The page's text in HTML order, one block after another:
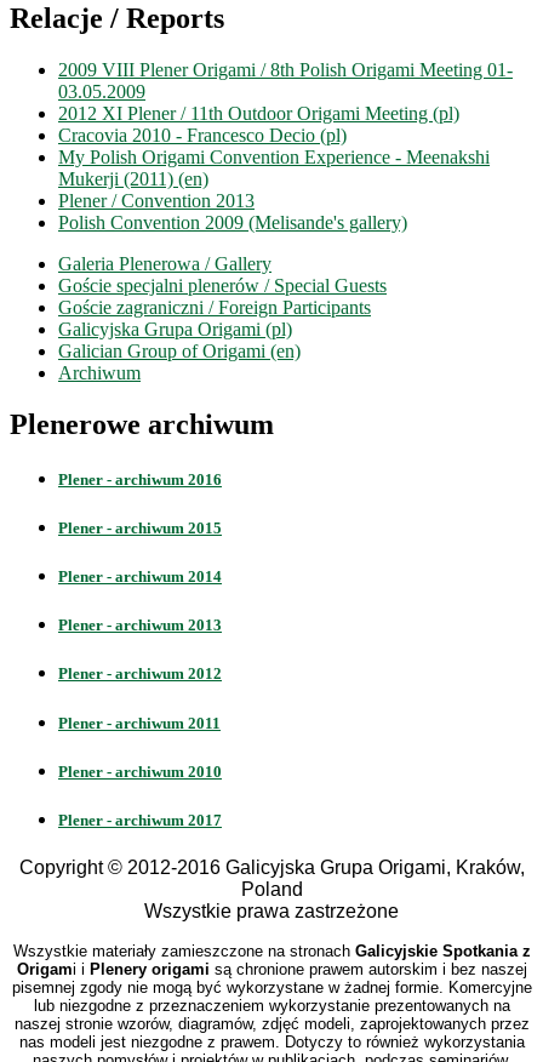
Relacje / Reports
2009 VIII Plener Origami / 8th Polish Origami Meeting 01-
03.05.2009
2012 XI Plener / 11th Outdoor Origami Meeting (pl)
Cracovia 2010 - Francesco Decio (pl)
My Polish Origami Convention Experience - Meenakshi
Mukerji (2011) (en)
Plener / Convention 2013
Polish Convention 2009 (Melisande's gallery)
Galeria Plenerowa / Gallery
Goście specjalni plenerów / Special Guests
Goście zagraniczni / Foreign Participants
Galicyjska Grupa Origami (pl)
Galician Group of Origami (en)
Archiwum
Plenerowe archiwum
Plener - archiwum 2016
Plener - archiwum 2015
Plener - archiwum 2014
Plener - archiwum 2013
Plener - archiwum 2012
Plener - archiwum 2011
Plener - archiwum 2010
Plener - archiwum 2017
Copyright © 2012-2016 Galicyjska Grupa Origami, Kraków,
Poland
Wszystkie prawa zastrzeżone
Wszystkie materiały zamieszczone na stronach Galicyjskie Spotkania z
Origami i Plenery origami są chronione prawem autorskim i bez naszej
pisemnej zgody nie mogą być wykorzystane w żadnej formie. Komercyjne
lub niezgodne z przeznaczeniem wykorzystanie prezentowanych na
naszej stronie wzorów, diagramów, zdjęć modeli, zaprojektowanych przez
nas modeli jest niezgodne z prawem. Dotyczy to również wykorzystania